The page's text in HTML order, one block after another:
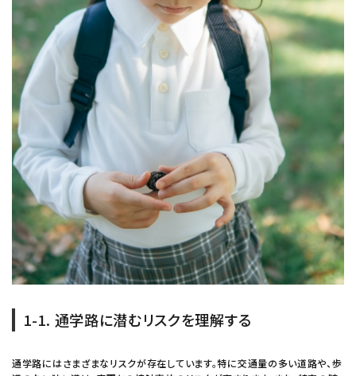
1-1. 通学路に潜むリスクを理解する
通学路にはさまざまなリスクが存在しています。特に交通量の多い道路や、歩